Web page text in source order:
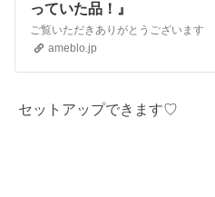
っていた品！』
ameblo.jp
セットアップできます♡